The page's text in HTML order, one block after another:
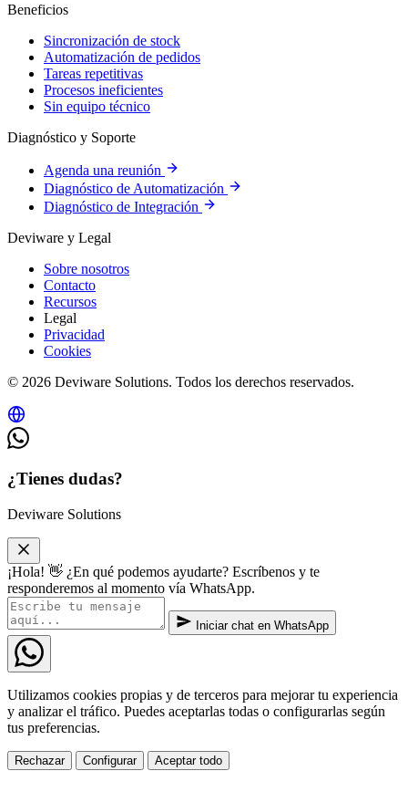
Beneficios
Sincronización de stock
Automatización de pedidos
Tareas repetitivas
Procesos ineficientes
Sin equipo técnico
Diagnóstico y Soporte
Agenda una reunión
Diagnóstico de Automatización
Diagnóstico de Integración
Deviware y Legal
Sobre nosotros
Contacto
Recursos
Legal
Privacidad
Cookies
© 2026 Deviware Solutions. Todos los derechos reservados.
¿Tienes dudas?
Deviware Solutions
¡Hola! 👋 ¿En qué podemos ayudarte? Escríbenos y te
responderemos al momento vía WhatsApp.
Iniciar chat en WhatsApp
Utilizamos cookies propias y de terceros para mejorar tu experiencia
y analizar el tráfico. Puedes aceptarlas todas o configurarlas según
tus preferencias.
Rechazar Configurar Aceptar todo